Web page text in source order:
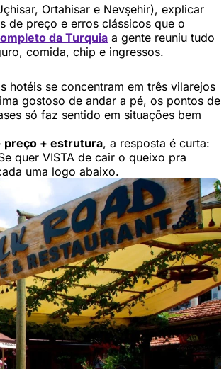
Ortahisar e Nevşehir), explicar
de preço e erros clássicos que o
da Turquia a gente reuniu tudo
comida, chip e ingressos.
hotéis se concentram em três vilarejos
gostoso de andar a pé, os pontos de
só faz sentido em situações bem
preço + estrutura, a resposta é curta:
quer VISTA de cair o queixo pra
uma logo abaixo.